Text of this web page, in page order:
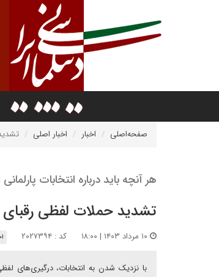
صفحه‌اصلی اخبار اخبار اصلی
هر آنچه باید درباره انتخابات
تشدید حملات لفظی رقبای
کد : ۲۰۲۷۳۹۴
با نزدیک شدن به انتخابات، درگیری‌های